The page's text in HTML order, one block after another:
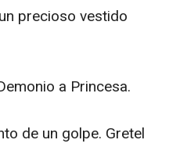
precioso vestido
a Princesa.
de un golpe. Gretel